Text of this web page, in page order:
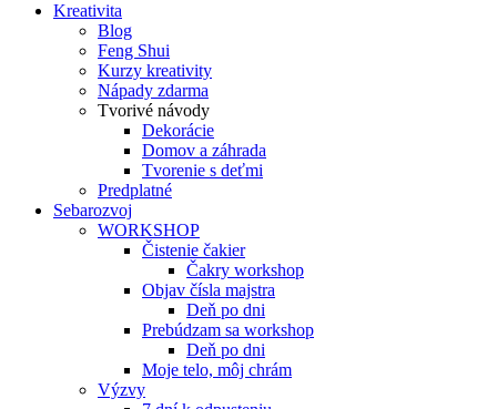
Kreativita
Blog
Feng Shui
Kurzy kreativity
Nápady zdarma
Tvorivé návody
Dekorácie
Domov a záhrada
Tvorenie s deťmi
Predplatné
Sebarozvoj
WORKSHOP
Čistenie čakier
Čakry workshop
Objav čísla majstra
Deň po dni
Prebúdzam sa workshop
Deň po dni
Moje telo, môj chrám
Výzvy